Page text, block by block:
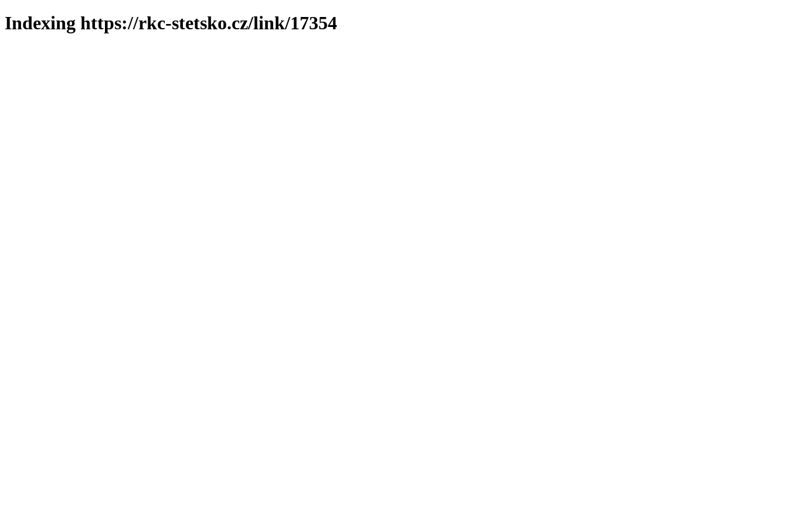
Indexing https://rkc-stetsko.cz/link/17354